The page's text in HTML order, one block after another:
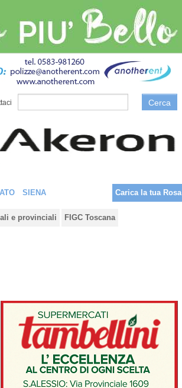
Cerca
SIENA Carica la tua Rosa
e provinciali FIGC Toscana